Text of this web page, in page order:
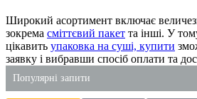
Широкий асортимент включає
зокрема сміттєвий пакет та інші. У
цікавить упаковка на суші, купити
заявку і вибравши спосіб оплати та
Популярні запити